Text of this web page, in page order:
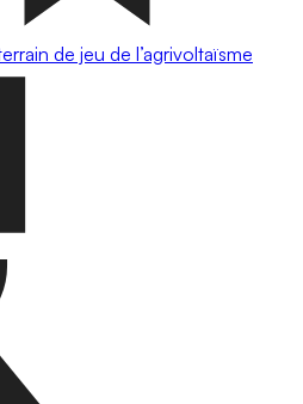
de jeu de l’agrivoltaïsme